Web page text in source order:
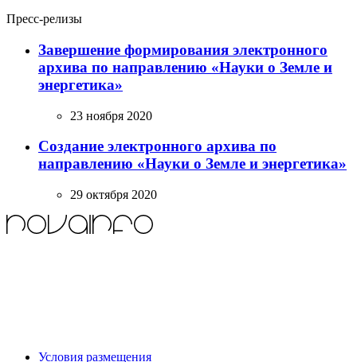
Пресс-релизы
Завершение формирования электронного
архива по направлению «Науки о Земле и
энергетика»
23 ноября 2020
Создание электронного архива по
направлению «Науки о Земле и энергетика»
29 октября 2020
Условия размещения